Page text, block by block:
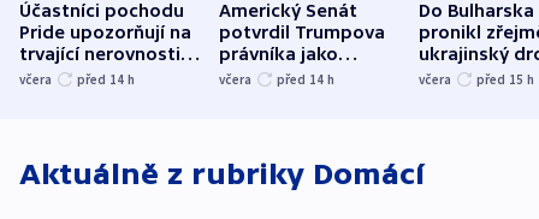
Účastníci pochodu
Pride upozorňují na
trvající nerovnosti i
společenskou
včera před 14 h
Americký Senát
potvrdil Trumpova
právníka jako
ministra
včera před 14 h
Do Bulharska
pronikl
ukrajinský
explodoval
včera před 15 h
Aktuálně z rubriky Domácí